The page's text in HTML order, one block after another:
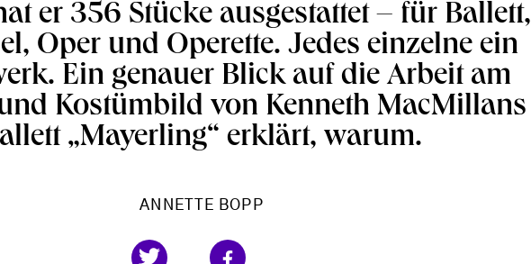
er 356 Stücke ausgestattet – für Ballett,
Oper und Operette. Jedes einzelne ein
Ein genauer Blick auf die Arbeit am
Kostümbild von Kenneth MacMillans
„Mayerling“ erklärt, warum.
ANNETTE BOPP